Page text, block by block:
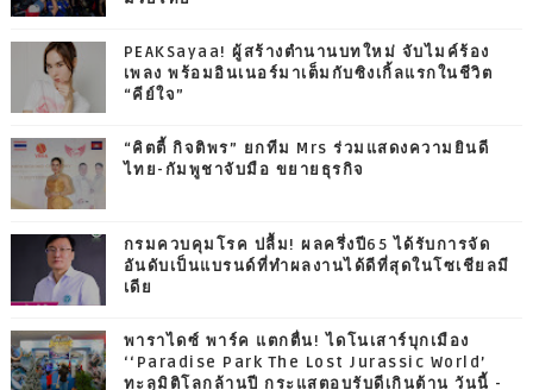
PEAKSayaa! ผู้สร้างตำนานบทใหม่ จับไมค์ร้อง
เพลง พร้อมอินเนอร์มาเต็มกับซิงเกิ้ลแรกในชีวิต
“คีย์ใจ”
“คิตตี้ กิจติพร” ยกทีม Mrs ร่วมแสดงความยินดี
ไทย-กัมพูชาจับมือ ขยายธุรกิจ
กรมควบคุมโรค ปลื้ม! ผลครึ่งปี65 ได้รับการจัด
อันดับเป็นแบรนด์ที่ทำผลงานได้ดีที่สุดในโซเชียลมี
เดีย
พาราไดซ์ พาร์ค แตกตื่น! ไดโนเสาร์บุกเมือง
‘‘Paradise Park The Lost Jurassic World’
ทะลุมิติโลกล้านปี กระแสตอบรับดีเกินต้าน วันนี้ -